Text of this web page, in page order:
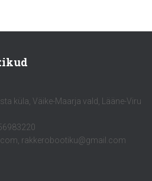
küla, Väike-Maarja vald, Lääne-Viru
rakkerobootiku@gmail.com